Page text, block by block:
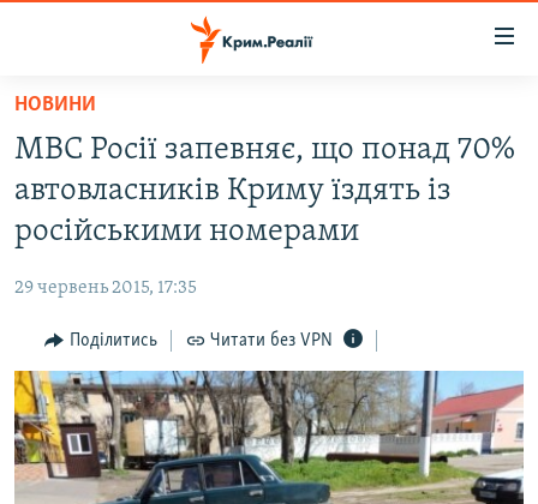
Перейти
основного
матеріалу
Перейти
до
основної
навігації
Перейти
до
пошуку
ВІДЕО ТА ФОТО
БЛОГИ
ПОГЛЯД
ІНТЕРВ'Ю
ВСЕ ЗА ДЕНЬ
СПЕЦПРОЕКТИ
НОВИНИ
МВС Росії запевняє, що понад 70%
автовласників Криму їздять із
російськими номерами
29 червень 2015, 17:35
Поділитись Читати без VPN